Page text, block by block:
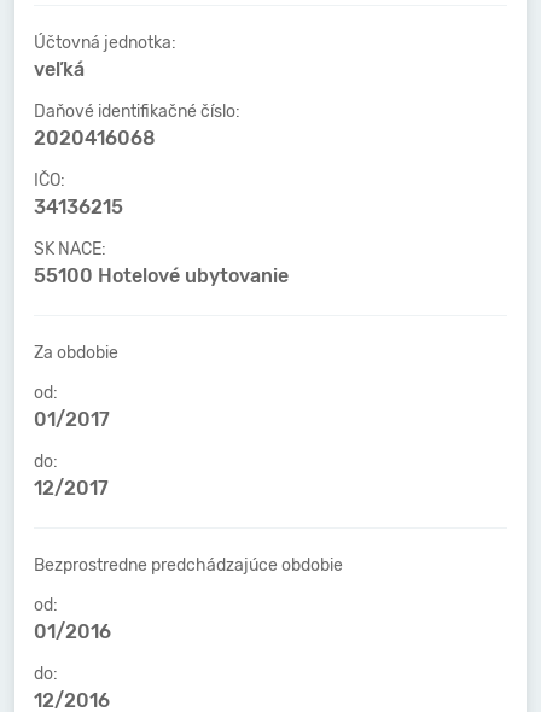
Účtovná jednotka:
veľká
Daňové identifikačné číslo:
2020416068
IČO:
34136215
SK NACE:
55100 Hotelové ubytovanie
Za obdobie
od:
01/2017
do:
12/2017
Bezprostredne predchádzajúce obdobie
od:
01/2016
do:
12/2016